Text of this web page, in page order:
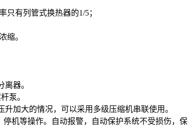
有列管式换热器的1/5；
缩。
器。
泵。
加大的情况，可以采用多级压缩机串联使用。
机等操作。自动报警，自动保护系统不受损伤，保